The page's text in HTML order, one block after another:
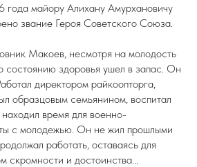
года майору Алихану Амурхановичу
звание Героя Советского Союза.
Макоев, несмотря на молодость
состоянию здоровья ушел в запас. Он
директором райкоопторга,
образцовым семьянином, воспитал
время для военно-
с молодежью. Он не жил прошлыми
работать, оставаясь для
и достоинства...